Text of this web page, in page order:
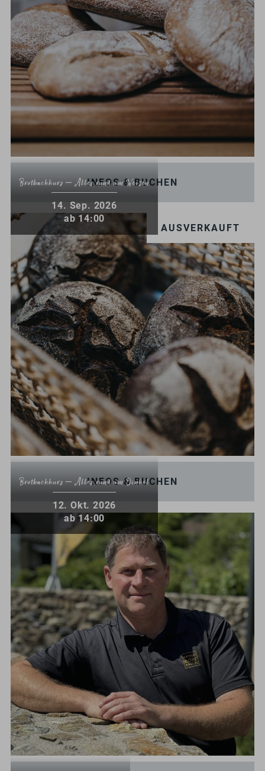
Brotbackkurs – Alles rund um Weizen
14. Sep. 2026
ab 14:00
INFOS & BUCHEN
AUSVERKAUFT
Brotbackkurs – Alles rund um Dinkel
12. Okt. 2026
ab 14:00
INFOS & BUCHEN